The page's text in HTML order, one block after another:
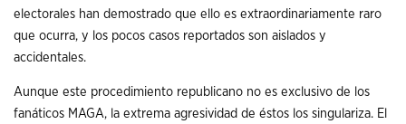
electorales han demostrado que ello es extraordinariamente raro
que ocurra, y los pocos casos reportados son aislados y
accidentales.
Aunque este procedimiento republicano no es exclusivo de los
fanáticos MAGA, la extrema agresividad de éstos los singulariza. El